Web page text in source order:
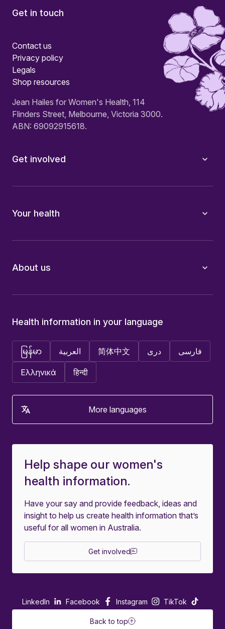
Get in touch
Contact us
Privacy policy
Legals
Shop resources
Jean Hailes for Women's Health, 114
Flinders Street, Melbourne, Victoria 3000.
ABN: 69092915618.
Get involved
Your health
About us
Help shape our women's
health information.
Have your say and provide feedback, ideas and
insight to help us create health information that’s
useful for all women in Australia.
Get involved
Health information in your language
မြန်မာ العربية 简体中文 دری فارسی
Ελληνικά हिन्दी
More languages
LinkedIn Facebook Instagram TikTok
Back to top